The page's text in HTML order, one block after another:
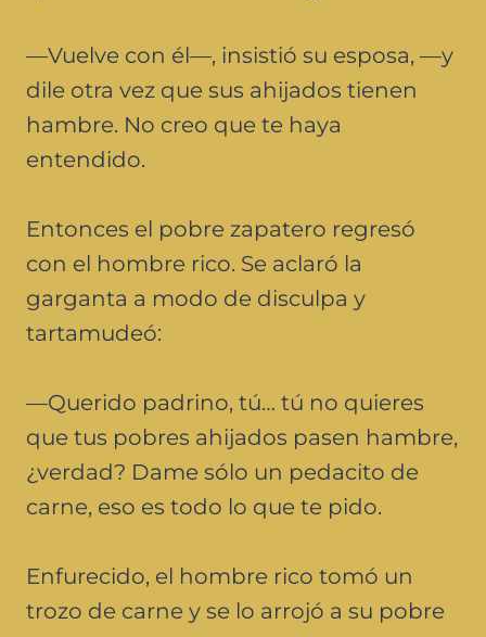
—Vuelve con él—, insistió su esposa, —y
dile otra vez que sus ahijados tienen
hambre. No creo que te haya
entendido.
Entonces el pobre zapatero regresó
con el hombre rico. Se aclaró la
garganta a modo de disculpa y
tartamudeó:
—Querido padrino, tú… tú no quieres
que tus pobres ahijados pasen hambre,
¿verdad? Dame sólo un pedacito de
carne, eso es todo lo que te pido.
Enfurecido, el hombre rico tomó un
trozo de carne y se lo arrojó a su pobre